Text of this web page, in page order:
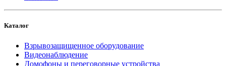
Каталог
Взрывозащищенное оборудование
Видеонаблюдение
Домофоны и переговорные устройства